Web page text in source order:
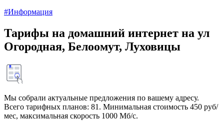
#Информация
Тарифы на домашний интернет на ул
Огородная, Белоомут, Луховицы
Мы собрали актуальные предложения по вашему адресу.
Всего тарифных планов: 81. Минимальная стоимость 450 руб/
мес, максимальная скорость 1000 Мб/с.